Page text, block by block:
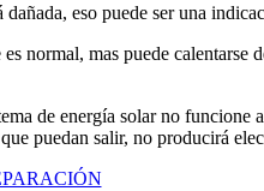
eso puede ser una
normal, mas puede
de energía solar no
puedan salir, no producirá